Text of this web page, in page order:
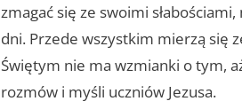
zmagać się ze swoimi
dni. Przede wszystkim mierzą się
Świętym nie ma wzmianki o tym,
rozmów i myśli uczniów Jezusa.